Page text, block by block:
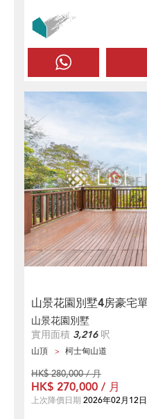
山景花園別墅4房豪宅
山景花園別墅
實用面積 3,216呎
山頂 柯士甸山道
HK$ 280,000 / 月
HK$ 270,000 / 月
上次降價日期 2026年02月12日